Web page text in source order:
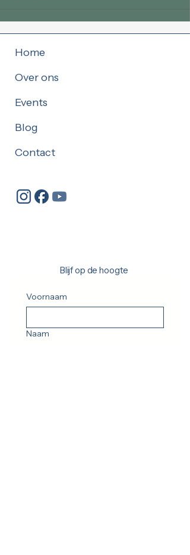
Home
Over ons
Events
Blog
Contact
Blijf op de hoogte
Voornaam
Naam